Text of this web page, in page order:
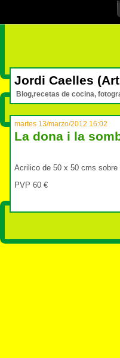
Jordi Caelles
Blog,recetas de cocina,
martes 13/marzo/2012 16:02
La dona i la
Acrilico de 50 x 50 cms sobre
PVP 60 €